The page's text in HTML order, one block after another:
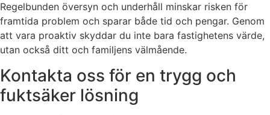
Regelbunden översyn och underhåll minskar risken för
framtida problem och sparar både tid och pengar. Genom
att vara proaktiv skyddar du inte bara fastighetens värde,
utan också ditt och familjens välmående.
Kontakta oss för en trygg och
fuktsäker lösning